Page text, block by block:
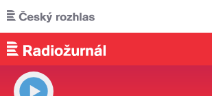
Přejít k hlavnímu obsahu